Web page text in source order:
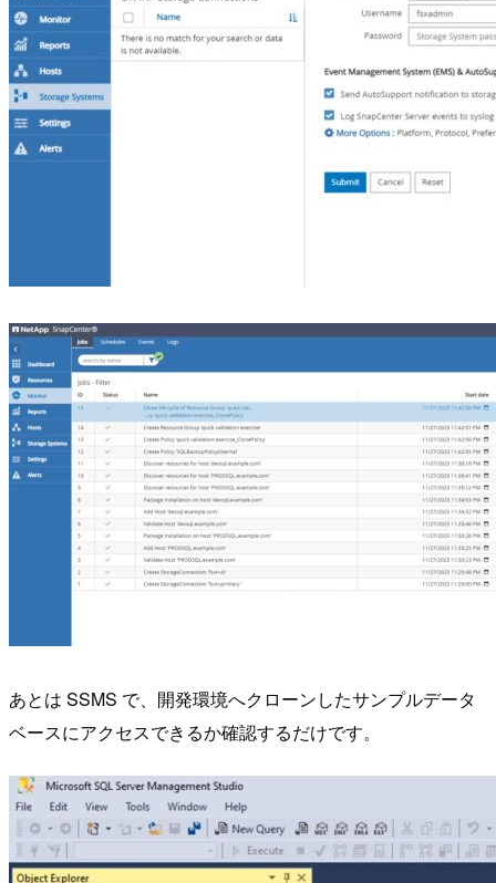
あとは SSMS で、開発環境へクローンしたサンプルデータ
ベースにアクセスできるか確認するだけです。